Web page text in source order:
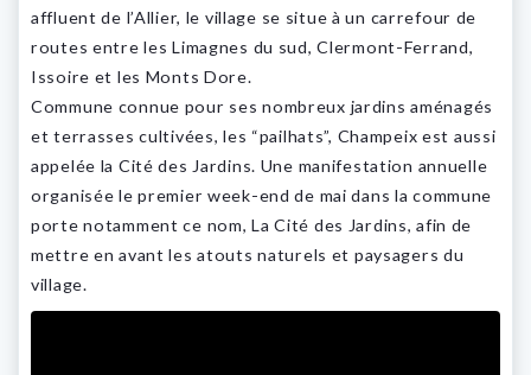
affluent de l’Allier, le village se situe à un carrefour de
routes entre les Limagnes du sud, Clermont-Ferrand,
Issoire et les Monts Dore.
Commune connue pour ses nombreux jardins aménagés
et terrasses cultivées, les “pailhats”, Champeix est aussi
appelée la Cité des Jardins. Une manifestation annuelle
organisée le premier week-end de mai dans la commune
porte notamment ce nom, La Cité des Jardins, afin de
mettre en avant les atouts naturels et paysagers du
village.